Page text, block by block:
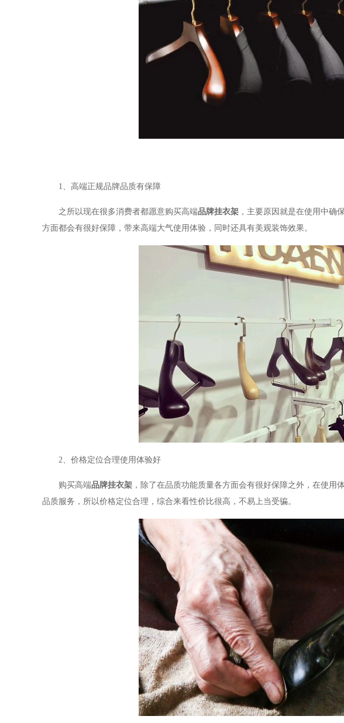
1、高端正规品牌品质有保障
之所以现在很多消费者都愿意购买高端品牌挂衣架 ，主要原因就是在使用中确
方面都会有很好保障，带来高端大气使用体验，同时还具有美观装饰效果。
2、价格定位合理使用体验好
购买高端品牌挂衣架 ，除了在品质功能质量各方面会有很好保障之外，在使
品质服务，所以价格定位合理，综合来看性价比很高，不易上当受骗。